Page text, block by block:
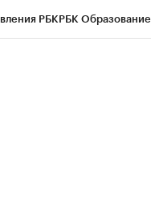
РБКРБК Образование